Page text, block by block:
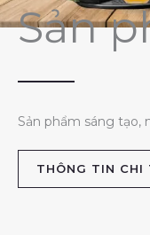
Sản
Sản phẩm sáng tạo,
THÔNG TIN CHI